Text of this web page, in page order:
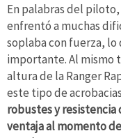
En palabras del
enfrentó a muchas
soplaba con fuerza,
importante. Al mismo
altura de la Ranger
este tipo de
robustes y
ventaja al momento